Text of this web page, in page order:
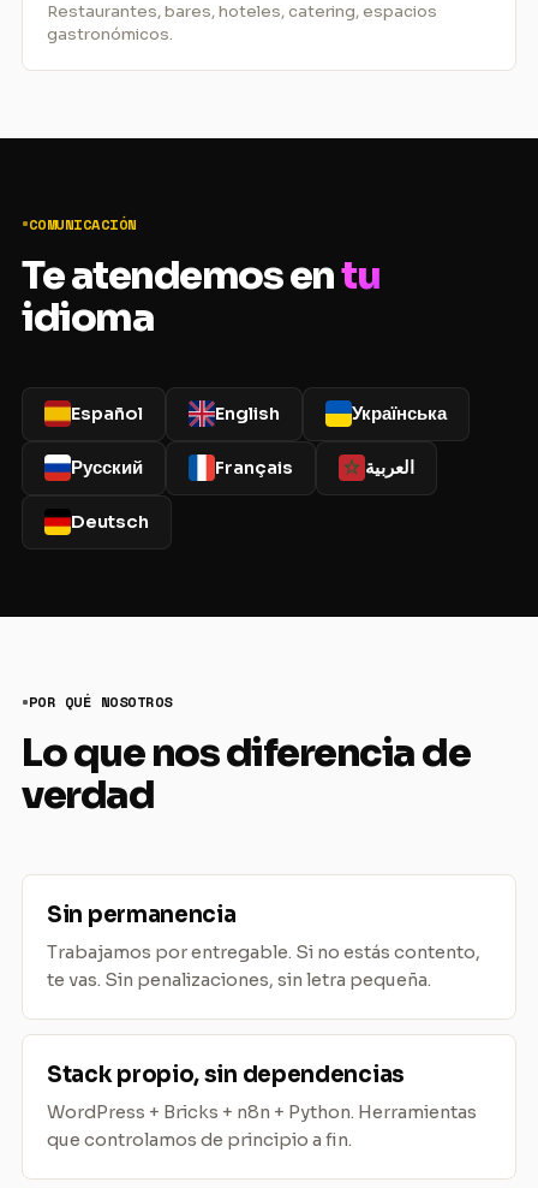
Restaurantes, bares, hoteles, catering, espacios
gastronómicos.
COMUNICACIÓN
Te atendemos entu
idioma
Español English Українська
Русский Français العربية
Deutsch
POR QUÉ NOSOTROS
Lo que nos diferencia de
verdad
Sin permanencia
Trabajamos por entregable. Si no estás contento,
te vas. Sin penalizaciones, sin letra pequeña.
Stack propio, sin dependencias
WordPress + Bricks + n8n + Python. Herramientas
que controlamos de principio a fin.